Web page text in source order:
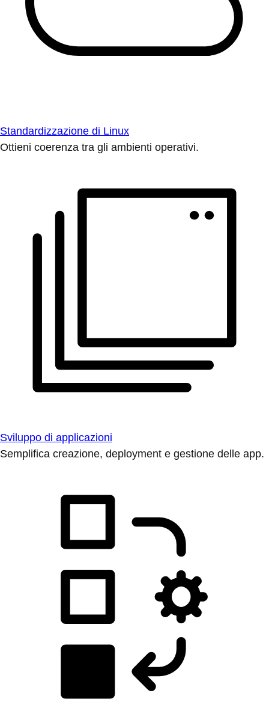
Standardizzazione di Linux
Ottieni coerenza tra gli ambienti operativi.
Sviluppo di applicazioni
Semplifica creazione, deployment e gestione delle app.